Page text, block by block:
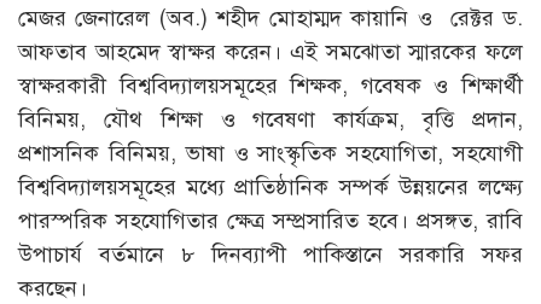
মেজর জেনারেল (অব.) শহীদ মোহাম্মদ কায়ানি ও রেক্টর ড.
আফতাব আহমেদ স্বাক্ষর করেন। এই সমঝোতা স্মারকের ফলে
স্বাক্ষরকারী বিশ্ববিদ্যালয়সমূহের শিক্ষক, গবেষক ও শিক্ষার্থী
বিনিময়, যৌথ শিক্ষা ও গবেষণা কার্যক্রম, বৃত্তি প্রদান,
প্রশাসনিক বিনিময়, ভাষা ও সাংস্কৃতিক সহযোগিতা, সহযোগী
বিশ্ববিদ্যালয়সমূহের মধ্যে প্রাতিষ্ঠানিক সম্পর্ক উন্নয়নের লক্ষ্যে
পারস্পরিক সহযোগিতার ক্ষেত্র সম্প্রসারিত হবে। প্রসঙ্গত, রাবি
উপাচার্য বর্তমানে ৮ দিনব্যাপী পাকিস্তানে সরকারি সফর
করছেন।